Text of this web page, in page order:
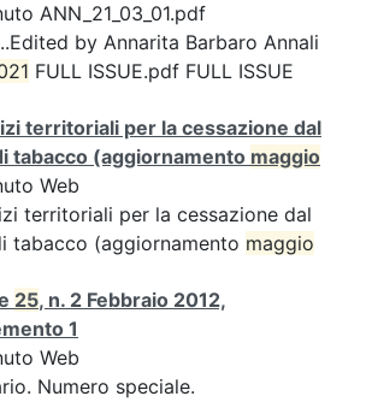
ANN_21_03_01.pdf
by Annarita Barbaro Annali
FULL ISSUE.pdf FULL ISSUE
territoriali per la cessazione dal
tabacco (aggiornamento maggio
Web
territoriali per la cessazione dal
tabacco (aggiornamento maggio
25, n. 2 Febbraio 2012,
1
Web
Numero speciale.